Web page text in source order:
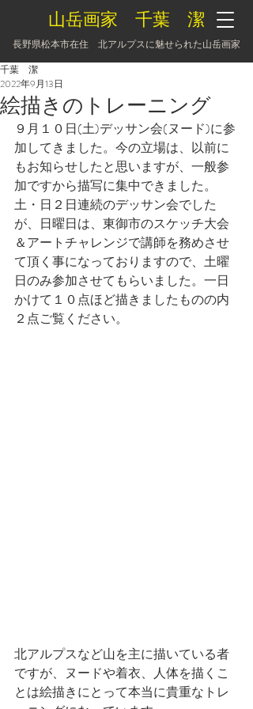
山岳画家 千葉 潔
長野県松本市在住 北アルプスに魅せられた山岳画家
絵描きのトレーニング
千葉 潔
2022年9月13日
９月１０日(土)デッサン会(ヌード)に参
加してきました。今の立場は、以前に
もお知らせしたと思いますが、一般参
加ですから描写に集中できました。
土・日２日連続のデッサン会でした
が、日曜日は、東御市のスケッチ大会
＆アートチャレンジで講師を務めさせ
て頂く事になっておりますので、土曜
日のみ参加させてもらいました。一日
かけて１０点ほど描きましたものの内
２点ご覧ください。
北アルプスなど山を主に描いている者
ですが、ヌードや着衣、人体を描くこ
とは絵描きにとって本当に貴重なトレ